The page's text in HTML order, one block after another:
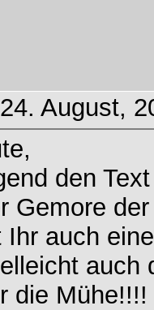
August,
den
Gemore
auch
auch
die Mühe!!!!